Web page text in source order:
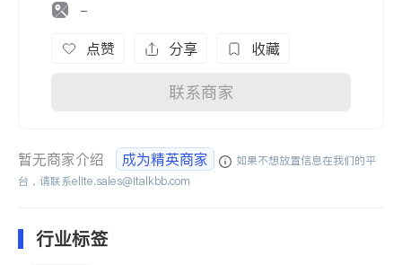
-
点赞 分享 收藏
联系商家
暂无商家介绍 成为精英商家
如果不想放置信息在我们的平
台，请联系elite.sales@italkbb.com
行业标签